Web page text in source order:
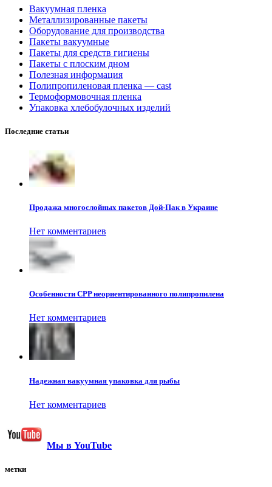
Вакуумная пленка
Металлизированные пакеты
Оборудование для производства
Пакеты вакуумные
Пакеты для средств гигиены
Пакеты с плоским дном
Полезная информация
Полипропиленовая пленка — cast
Термоформовочная пленка
Упаковка хлебобулочных изделий
Последние статьи
Продажа многослойных пакетов Дой-Пак в Украине
Нет комментариев
Особенности CPP неориентированного полипропилена
Нет комментариев
Надежная вакуумная упаковка для рыбы
Нет комментариев
Мы в YouTube
метки